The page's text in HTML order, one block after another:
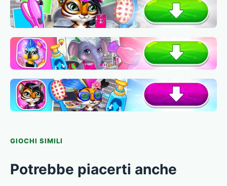
GIOCHI SIMILI
Potrebbe piacerti anche